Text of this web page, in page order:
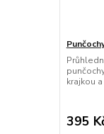
krajkou
395